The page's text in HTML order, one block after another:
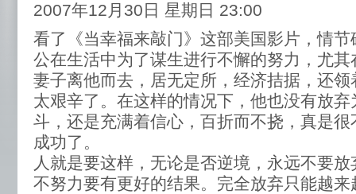
2007年12月30日 星期日 23:00
看了《当幸福来敲门》这部美国影片，情
公在生活中为了谋生进行不懈的努力，尤
妻子离他而去，居无定所，经济拮据，还
太艰辛了。在这样的情况下，他也没有放
斗，还是充满着信心，百折而不挠，真是
成功了。
人就是要这样，无论是否逆境，永远不要
不努力要有更好的结果。完全放弃只能越